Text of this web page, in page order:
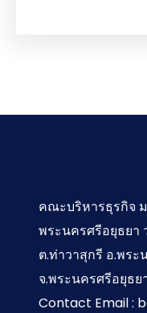
คณะบริหารธุรกิจ
พระนครศรีอยุธยา
ต.ท่าวาสุกรี อ.พระ
จ.พระนครศรีอยุธย
Contact Email :